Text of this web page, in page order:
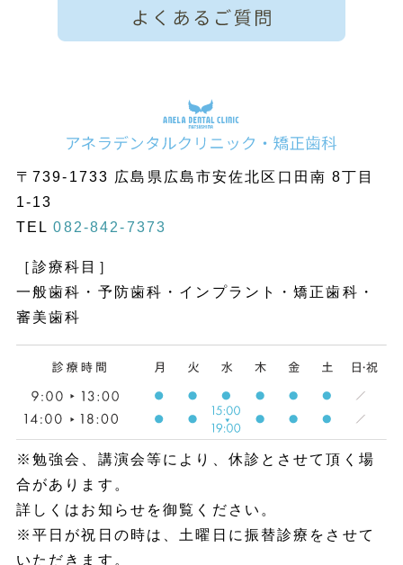
〒739-1733 広島県広島市安佐北区口田南 8丁目
1-13
TEL082-842-7373
［診療科目］
一般歯科・予防歯科・インプラント・矯正歯科・
審美歯科
※勉強会、講演会等により、休診とさせて頂く場
合があります。
詳しくはお知らせを御覧ください。
※平日が祝日の時は、土曜日に振替診療をさせて
いただきます。